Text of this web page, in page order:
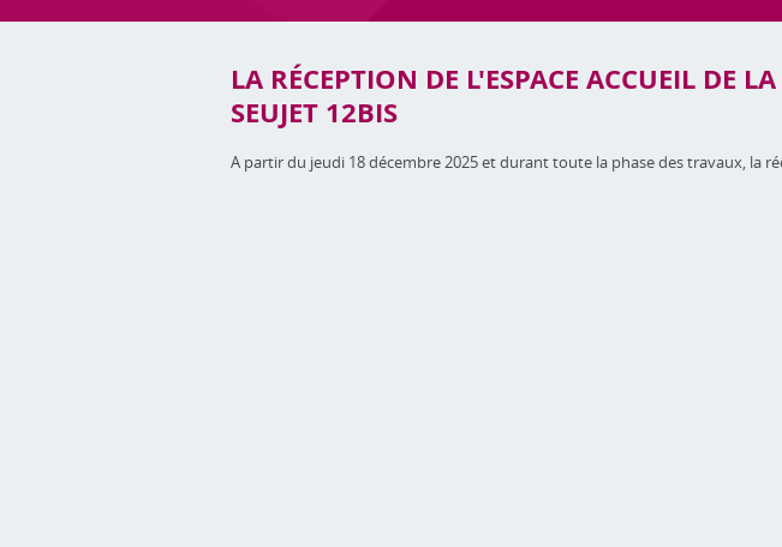
LA RÉCEPTION DE L'ESPACE ACCUEIL DE
SEUJET 12BIS
A partir du jeudi 18 décembre 2025 et durant toute la phase des travaux, la